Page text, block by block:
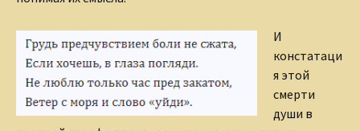
И
констатаци
я этой
смерти
души в